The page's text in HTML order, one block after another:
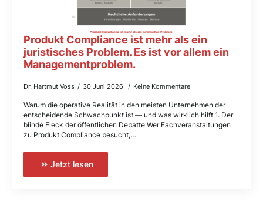
Produkt Compliance ist mehr als ein
juristisches Problem. Es ist vor allem ein
Managementproblem.
Dr. Hartmut Voss 30 Juni 2026 Keine Kommentare
Warum die operative Realität in den meisten Unternehmen der
entscheidende Schwachpunkt ist — und was wirklich hilft 1. Der
blinde Fleck der öffentlichen Debatte Wer Fachveranstaltungen
zu Produkt Compliance besucht,…
Jetzt lesen